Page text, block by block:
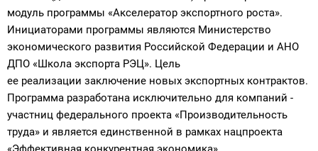
модуль программы «Акселератор экспортного роста».
Инициаторами программы являются Министерство
экономического развития Российской Федерации и АНО
ДПО «Школа экспорта РЭЦ». Цель
ее реализации заключение новых экспортных контрактов.
Программа разработана исключительно для компаний -
участниц федерального проекта «Производительность
труда» и является единственной в рамках нацпроекта